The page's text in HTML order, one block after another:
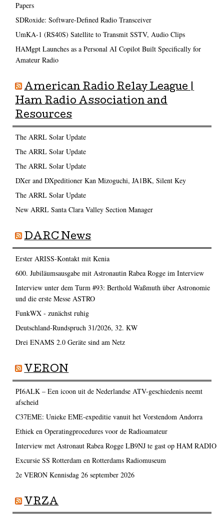
Papers
SDRoxide: Software-Defined Radio Transceiver
UmKA-1 (RS40S) Satellite to Transmit SSTV, Audio Clips
HAMgpt Launches as a Personal AI Copilot Built Specifically for
Amateur Radio
American Radio Relay League |
Ham Radio Association and
Resources
The ARRL Solar Update
The ARRL Solar Update
The ARRL Solar Update
DXer and DXpeditioner Kan Mizoguchi, JA1BK, Silent Key
The ARRL Solar Update
New ARRL Santa Clara Valley Section Manager
DARC News
Erster ARISS-Kontakt mit Kenia
600. Jubiläumsausgabe mit Astronautin Rabea Rogge im Interview
Interview unter dem Turm #93: Berthold Waßmuth über Astronomie
und die erste Messe ASTRO
FunkWX - zunächst ruhig
Deutschland-Rundspruch 31/2026, 32. KW
Drei ENAMS 2.0 Geräte sind am Netz
VERON
PI6ALK – Een icoon uit de Nederlandse ATV-geschiedenis neemt
afscheid
C37EME: Unieke EME-expeditie vanuit het Vorstendom Andorra
Ethiek en Operatingprocedures voor de Radioamateur
Interview met Astronaut Rabea Rogge LB9NJ te gast op HAM RADIO
Excursie SS Rotterdam en Rotterdams Radiomuseum
2e VERON Kennisdag 26 september 2026
VRZA